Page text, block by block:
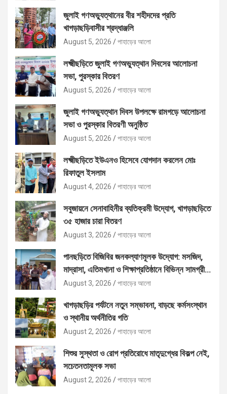
জুলাই গণঅভ্যুত্থানের বীর শহীদদের প্রতি
খাগড়াছড়িবাসীর শ্রদ্ধাঞ্জলি
August 5, 2026 পাহাড়ের আলো
লক্ষ্মীছড়িতে জুলাই গণঅভ্যুত্থান দিবসের আলোচনা
সভা, পুরস্কার বিতরণ
August 5, 2026 পাহাড়ের আলো
জুলাই গণঅভ্যুত্থান দিবস উপলক্ষে রামগড়ে আলোচনা
সভা ও পুরস্কার বিতরণী অনুষ্ঠিত
August 5, 2026 পাহাড়ের আলো
লক্ষ্মীছড়িতে ইউএনও হিসেবে যোগদান করলেন মোঃ
রিফাতুল ইসলাম
August 4, 2026 পাহাড়ের আলো
সবুজায়নে সেনাবাহিনীর ব্যতিক্রমী উদ্যোগ, খাগড়াছড়িতে
৩৫ হাজার চারা বিতরণ
August 3, 2026 পাহাড়ের আলো
পানছড়িতে বিজিবির জনকল্যাণমূলক উদ্যোগ: মসজিদ,
মাদ্রাসা, এতিমখানা ও শিক্ষাপ্রতিষ্ঠানে বিভিন্ন সামগ্রী
বিতরণ
August 3, 2026 পাহাড়ের আলো
খাগড়াছড়ির পর্যটনে নতুন সম্ভাবনা, বাড়ছে কর্মসংস্থান
ও স্থানীয় অর্থনীতির গতি
August 2, 2026 পাহাড়ের আলো
শিশুর সুস্থতা ও রোগ প্রতিরোধে মাতৃদুগ্ধের বিকল্প নেই,
সচেতনতামূলক সভা
August 2, 2026 পাহাড়ের আলো